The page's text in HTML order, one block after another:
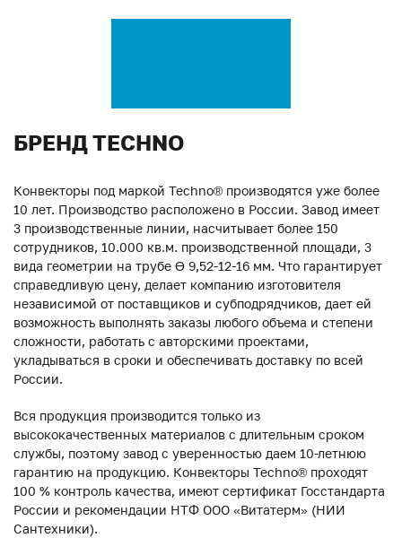
БРЕНД TECHNO
Конвекторы под маркой Techno® производятся уже более
10 лет. Производство расположено в России. Завод имеет
3 производственные линии, насчитывает более 150
сотрудников, 10.000 кв.м. производственной площади, 3
вида геометрии на трубе ϴ 9,52-12-16 мм. Что гарантирует
справедливую цену, делает компанию изготовителя
независимой от поставщиков и субподрядчиков, дает ей
возможность выполнять заказы любого объема и степени
сложности, работать с авторскими проектами,
укладываться в сроки и обеспечивать доставку по всей
России.
Вся продукция производится только из
высококачественных материалов с длительным сроком
службы, поэтому завод с уверенностью даем 10-летнюю
гарантию на продукцию. Конвекторы Techno® проходят
100 % контроль качества, имеют сертификат Госстандарта
России и рекомендации НТФ ООО «Витатерм» (НИИ
Сантехники).